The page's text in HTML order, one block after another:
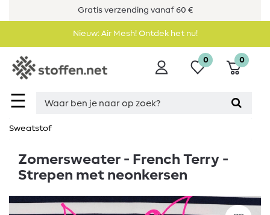
Gratis verzending vanaf 60 €
Nieuw: Air Mesh! Ontdek het nu!
☰
0 0
Sweatstof
Zomersweater - French Terry -
Strepen met neonkersen